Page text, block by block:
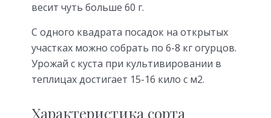
весит чуть больше 60 г.
С одного квадрата посадок на открытых
участках можно собрать по 6-8 кг огурцов.
Урожай с куста при культивировании в
теплицах достигает 15-16 кило с м2.
Характеристика сорта